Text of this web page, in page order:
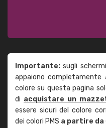
Importante: sugli
appaiono completamente
colore su questa pagina
di acquistare un
essere sicuri del colore
dei colori PMS a partire da